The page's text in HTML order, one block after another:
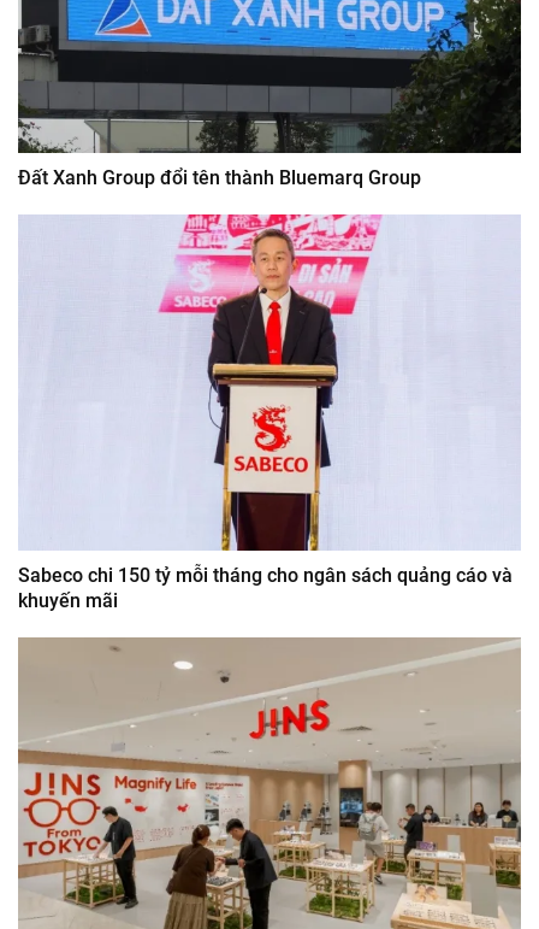
Đất Xanh Group đổi tên thành Bluemarq Group
Sabeco chi 150 tỷ mỗi tháng cho ngân sách quảng cáo và
khuyến mãi